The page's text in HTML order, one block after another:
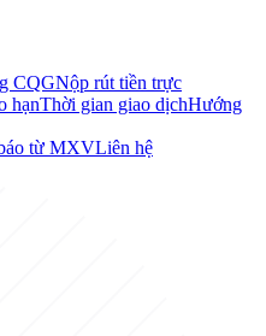
CQGNộp rút tiền trực
hạnThời gian giao dịchHướng
từ MXVLiên hệ